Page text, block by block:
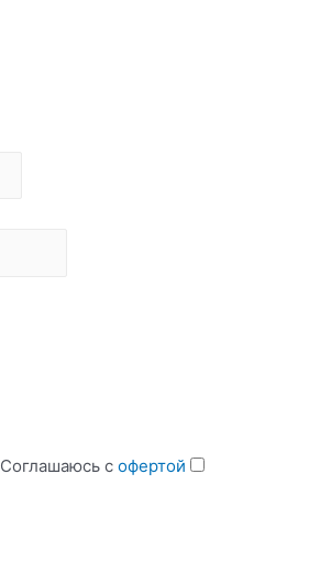
Соглашаюсь софертой